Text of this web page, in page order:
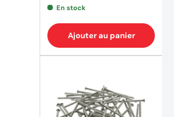
En stock
Ajouter au panier